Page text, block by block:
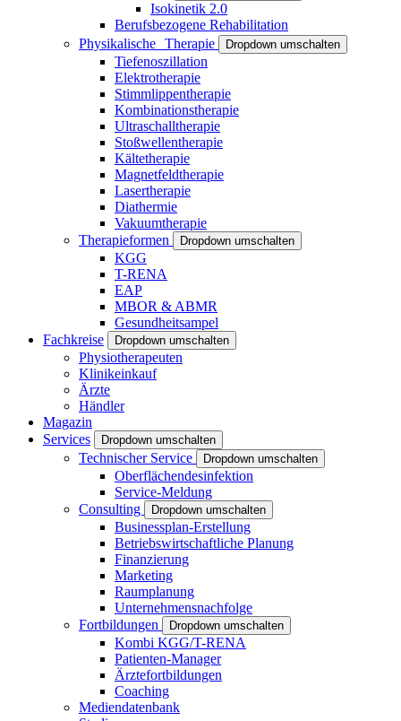
Isokinetik 2.0
Berufsbezogene Rehabilitation
Physikalische Therapie
Dropdown umschalten
Tiefenoszillation
Elektrotherapie
Stimmlippentherapie
Kombinationstherapie
Ultraschalltherapie
Stoßwellentherapie
Kältetherapie
Magnetfeldtherapie
Lasertherapie
Diathermie
Vakuumtherapie
Therapieformen
Dropdown umschalten
KGG
T-RENA
EAP
MBOR & ABMR
Gesundheitsampel
Fachkreise
Dropdown umschalten
Physiotherapeuten
Klinikeinkauf
Ärzte
Händler
Magazin
Services
Dropdown umschalten
Technischer Service Dropdown umschalten
Oberflächendesinfektion
Service-Meldung
Consulting
Dropdown umschalten
Businessplan-Erstellung
Betriebswirtschaftliche Planung
Finanzierung
Marketing
Raumplanung
Unternehmensnachfolge
Fortbildungen
Dropdown umschalten
Kombi KGG/T-RENA
Patienten-Manager
Ärztefortbildungen
Coaching
Mediendatenbank